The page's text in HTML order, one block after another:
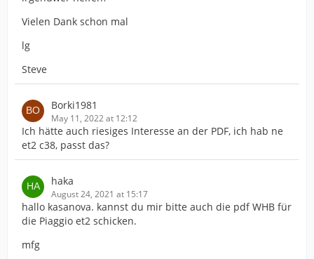
Vielen Dank schon mal
lg
Steve
Borki1981
May 11, 2022 at 12:12
Ich hätte auch riesiges Interesse an der PDF, ich hab ne
et2 c38, passt das?
haka
August 24, 2021 at 15:17
hallo kasanova. kannst du mir bitte auch die pdf WHB für
die Piaggio et2 schicken.
mfg